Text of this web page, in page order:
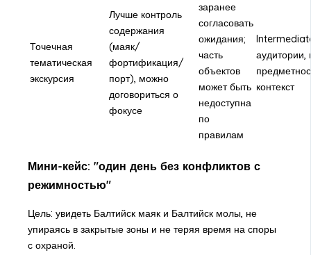
Точечная
тематическая
экскурсия
Лучше контроль
содержания
(маяк/
фортификация/
порт), можно
договориться о
фокусе
заранее
согласовать
ожидания;
часть
объектов
может быть
недоступна
по
правилам
аудитории,
контекст
Мини-кейс: "один день без конфликтов с
режимностью"
Цель: увидеть Балтийск маяк и Балтийск молы, не
упираясь в закрытые зоны и не теряя время на споры
с охраной.